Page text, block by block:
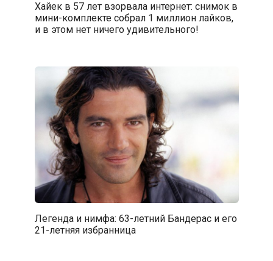
Хайек в 57 лет взорвала интернет: снимок в
мини-комплекте собрал 1 миллион лайков,
и в этом нет ничего удивительного!
Легенда и нимфа: 63-летний Бандерас и его
21-летняя избранница